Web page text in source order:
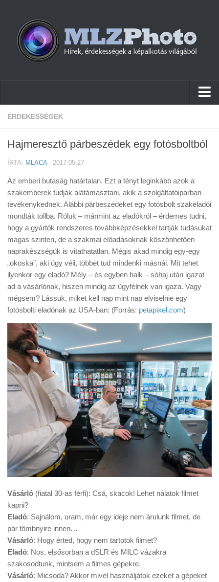
Hírek
Cikkek
Firmware
Tudástár
Érdekességek
Helyszíni Riport
E-BB
ÉRDEKESSÉGEK
Hajmeresztő párbeszédek egy fotósboltból
ÍRTA: MLACA· 2017.05.27
Az emberi butaság határtalan. Ezt a tényt leginkább azok a
szakemberek tudják alátámasztani, akik a szolgáltatóiparban
tevékenykednek. Alábbi párbeszédeket egy fotósbolt szakeladói
mondták tollba. Róluk – mármint az eladókról – érdemes tudni,
hogy a gyártók rendszeres továbbképzésekkel tartják tudásukat
magas szinten, de a szakmai előadásoknak köszönhetően
naprakészségük is vitathatatlan. Mégis akad mindig egy-egy
„okoska”, aki úgy véli, többet tud mindenki másnál. Mit tehet
ilyenkor egy eladó? Mély – és egyben halk – sóhaj után igazat
ad a vásárlónak, hiszen mindig az ügyfélnek van igaza. Vagy
mégsem? Lássuk, miket kell nap mint nap elviselnie egy
fotósbolti eladónak az USA-ban: (Forrás: petapixel.com)
Vásárló (fiatal 30-as férfi): Csá, skacok! Lehet nálatok filmet
kapni?
Eladó: Sajnálom, uram, már egy ideje nem árulunk filmet, de
pár tömbnyire innen…
Vásárló: Hogy érted, hogy nem tartotok filmet?
Eladó: Nos, elsősorban a dSLR és MILC vázakra
szakosodtunk, mintsem a filmes gépekre.
Vásárló: Micsoda? Akkor mivel használjátok ezeket a gépeket